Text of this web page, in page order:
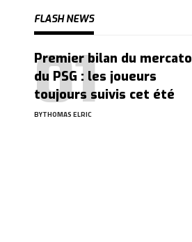
FLASH NEWS
Premier bilan du mercato
du PSG : les joueurs
toujours suivis cet été
BYTHOMAS ELRIC